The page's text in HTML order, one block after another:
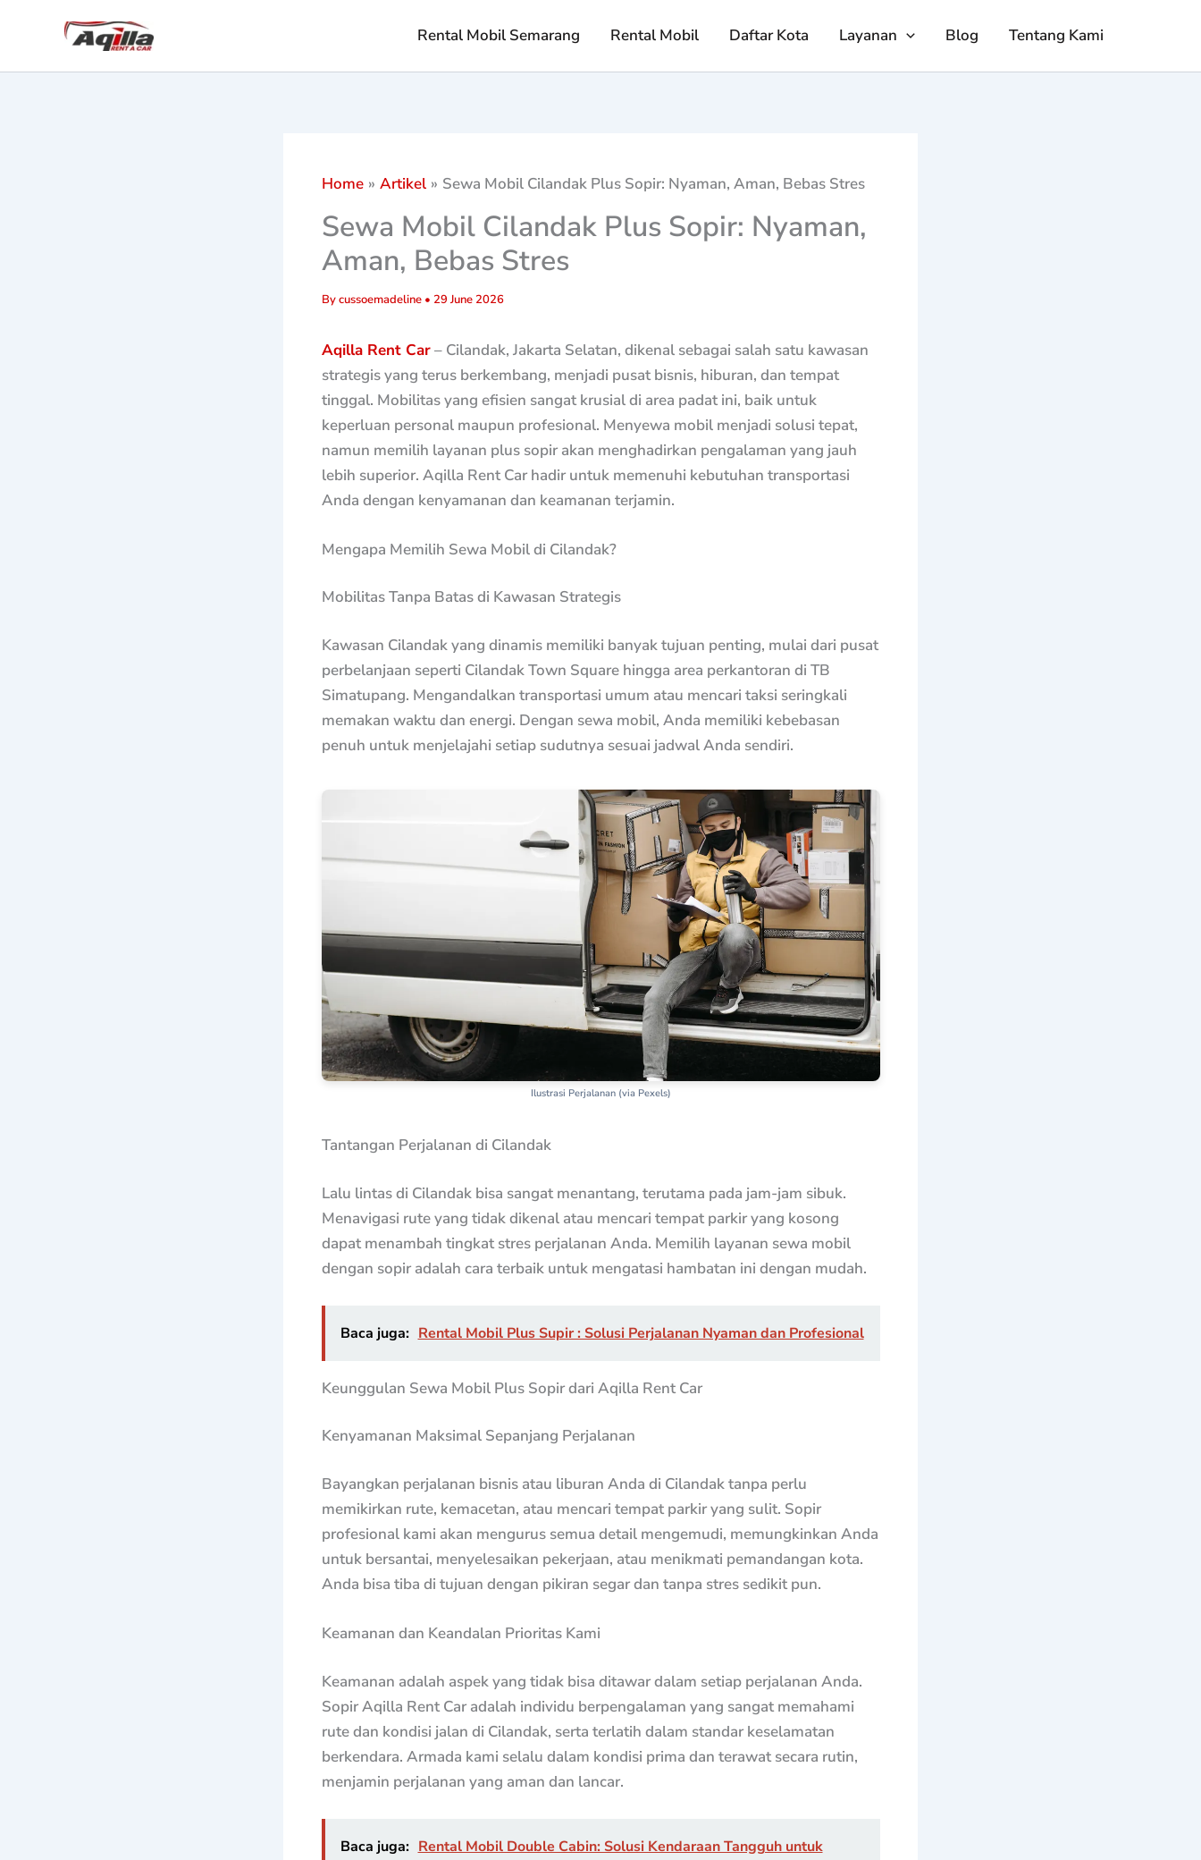
Rental Mobil Semarang Rental Mobil Daftar Kota Layanan Blog Tentang Kami
Home Artikel Sewa Mobil Cilandak Plus Sopir: Nyaman, Aman, Bebas Stres
Sewa Mobil Cilandak Plus Sopir: Nyaman,
Aman, Bebas Stres
Bycussoemadeline • 29 June 2026
Aqilla Rent Car– Cilandak, Jakarta Selatan, dikenal sebagai salah satu kawasan
strategis yang terus berkembang, menjadi pusat bisnis, hiburan, dan tempat
tinggal. Mobilitas yang efisien sangat krusial di area padat ini, baik untuk
keperluan personal maupun profesional. Menyewa mobil menjadi solusi tepat,
namun memilih layanan plus sopir akan menghadirkan pengalaman yang jauh
lebih superior. Aqilla Rent Car hadir untuk memenuhi kebutuhan transportasi
Anda dengan kenyamanan dan keamanan terjamin.
Mengapa Memilih Sewa Mobil di Cilandak?
Mobilitas Tanpa Batas di Kawasan Strategis
Kawasan Cilandak yang dinamis memiliki banyak tujuan penting, mulai dari pusat
perbelanjaan seperti Cilandak Town Square hingga area perkantoran di TB
Simatupang. Mengandalkan transportasi umum atau mencari taksi seringkali
memakan waktu dan energi. Dengan sewa mobil, Anda memiliki kebebasan
penuh untuk menjelajahi setiap sudutnya sesuai jadwal Anda sendiri.
Ilustrasi Perjalanan (via Pexels)
Tantangan Perjalanan di Cilandak
Lalu lintas di Cilandak bisa sangat menantang, terutama pada jam-jam sibuk.
Menavigasi rute yang tidak dikenal atau mencari tempat parkir yang kosong
dapat menambah tingkat stres perjalanan Anda. Memilih layanan sewa mobil
dengan sopir adalah cara terbaik untuk mengatasi hambatan ini dengan mudah.
Baca juga: Rental Mobil Plus Supir : Solusi Perjalanan Nyaman dan Profesional
Keunggulan Sewa Mobil Plus Sopir dari Aqilla Rent Car
Kenyamanan Maksimal Sepanjang Perjalanan
Bayangkan perjalanan bisnis atau liburan Anda di Cilandak tanpa perlu
memikirkan rute, kemacetan, atau mencari tempat parkir yang sulit. Sopir
profesional kami akan mengurus semua detail mengemudi, memungkinkan Anda
untuk bersantai, menyelesaikan pekerjaan, atau menikmati pemandangan kota.
Anda bisa tiba di tujuan dengan pikiran segar dan tanpa stres sedikit pun.
Keamanan dan Keandalan Prioritas Kami
Keamanan adalah aspek yang tidak bisa ditawar dalam setiap perjalanan Anda.
Sopir Aqilla Rent Car adalah individu berpengalaman yang sangat memahami
rute dan kondisi jalan di Cilandak, serta terlatih dalam standar keselamatan
berkendara. Armada kami selalu dalam kondisi prima dan terawat secara rutin,
menjamin perjalanan yang aman dan lancar.
Baca juga: Rental Mobil Double Cabin: Solusi Kendaraan Tangguh untuk